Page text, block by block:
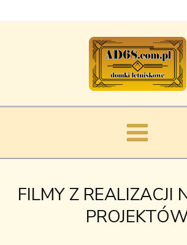
MENU
FILMY Z REALIZACJI